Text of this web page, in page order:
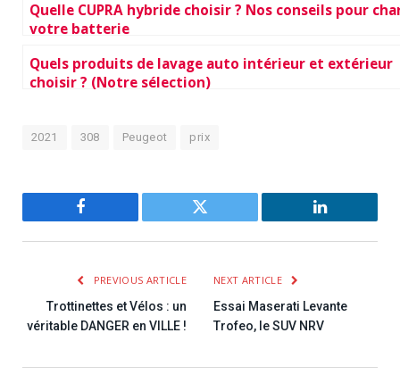
Quelle CUPRA hybride choisir ? Nos conseils pour
votre batterie
Quels produits de lavage auto intérieur et extérieur
choisir ? (Notre sélection)
2021 308 Peugeot prix
Facebook Twitter LinkedIn
PREVIOUS ARTICLE
Trottinettes et Vélos : un
véritable DANGER en VILLE !
NEXT ARTICLE
Essai Maserati Levante
Trofeo, le SUV NRV